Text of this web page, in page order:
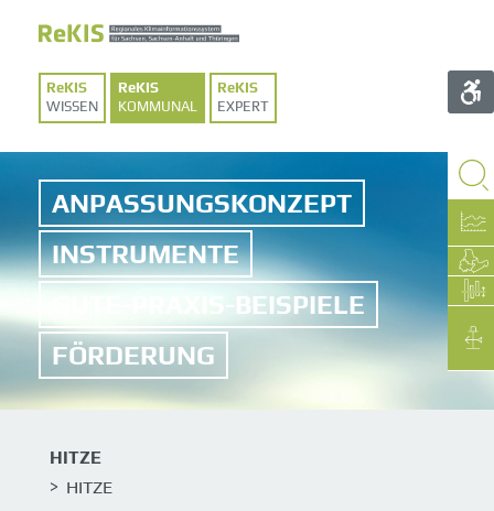
WISSEN KOMMUNAL EXPERT
ANPASSUNGSKONZEPT
INSTRUMENTE
GUTE-PRAXIS-BEISPIELE
FÖRDERUNG
HITZE
HITZE